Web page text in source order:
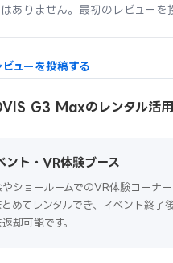
ありません。最初のレビューを
ューを投稿する
G3 Maxのレンタル活用
ント・VR体験ブース
やショールームでのVR体験コーナ
めてレンタルでき、イベント終了
却可能です。